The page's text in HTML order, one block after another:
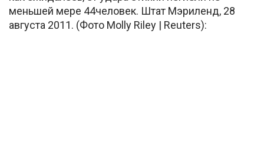
меньшей мере 44человек. Штат Мэриленд, 28
августа 2011. (Фото Molly Riley | Reuters):